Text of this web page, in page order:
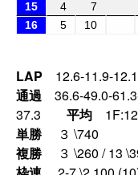
15
4 7
16
5 10
LAP 12.6-11.9-
通過 36.6-49.0-
37.3 平均
単勝
３ \740
複勝
３ \260 / 13